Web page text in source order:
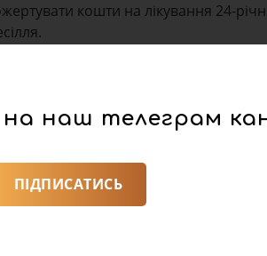
кошти на лікування 24-
мріяв про щасливу сім’ю, діток,
веселі зустрічі з друзями, які всі
якої він був, потрапила в
забій мозку, забиття правої
операція шунтування головного
на наш телеграм
ПІДПИСАТИСЬ